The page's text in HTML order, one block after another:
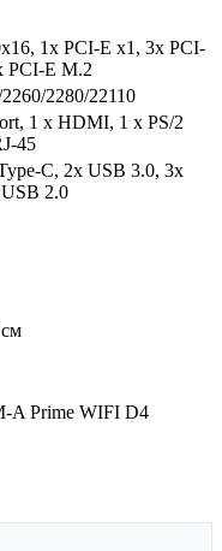
1x PCI-E x1, 3x PCI-
PCI-E M.2
2280/22110
1 х HDMI, 1 х PS/2
45
C, 2х USB 3.0, 3x
2.0
A Prime WIFI D4